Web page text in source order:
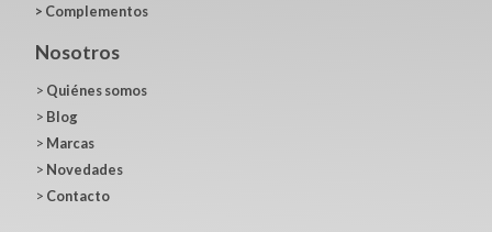
> Complementos
Nosotros
> Quiénes somos
> Blog
> Marcas
> Novedades
> Contacto